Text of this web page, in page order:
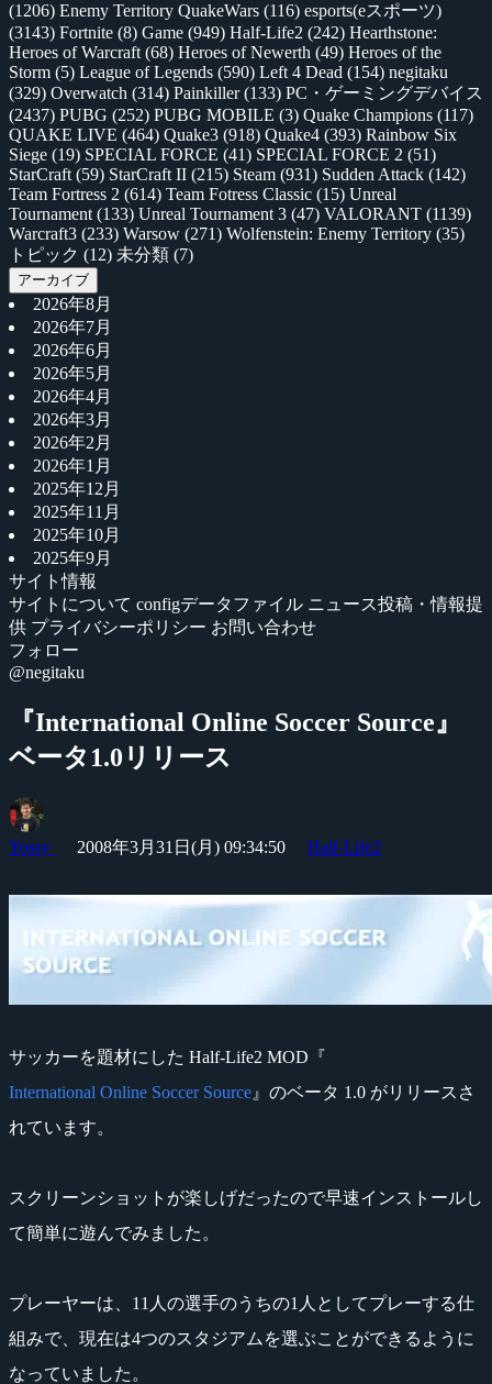
(1206) Enemy Territory QuakeWars (116) esports(eスポーツ)
(3143) Fortnite (8) Game (949) Half-Life2 (242) Hearthstone:
Heroes of Warcraft (68) Heroes of Newerth (49) Heroes of the
Storm (5) League of Legends (590) Left 4 Dead (154) negitaku
(329) Overwatch (314) Painkiller(133) PC・ゲーミングデバイス
(2437) PUBG (252) PUBG MOBILE (3) Quake Champions (117)
QUAKE LIVE (464) Quake3 (918) Quake4 (393) Rainbow Six
Siege (19) SPECIAL FORCE (41) SPECIAL FORCE 2 (51)
StarCraft (59) StarCraft II (215) Steam (931) Sudden Attack (142)
Team Fortress 2 (614) Team Fotress Classic (15) Unreal
Tournament (133) Unreal Tournament 3 (47) VALORANT (1139)
Warcraft3 (233) Warsow (271) Wolfenstein: Enemy Territory (35)
トピック (12) 未分類 (7)
アーカイブ
2026年8月
2026年7月
2026年6月
2026年5月
2026年4月
2026年3月
2026年2月
2026年1月
2025年12月
2025年11月
2025年10月
2025年9月
サイト情報
サイトについて configデータファイル ニュース投稿・情報提
供 プライバシーポリシー お問い合わせ
フォロー
@negitaku
『International Online Soccer Source』
ベータ1.0リリース
Yossy 2008年3月31日(月) 09:34:50 Half-Life2
サッカーを題材にした Half-Life2 MOD『
International Online Soccer Source 』のベータ 1.0 がリリースさ
れています。
スクリーンショットが楽しげだったので早速インストールし
て簡単に遊んでみました。
プレーヤーは、11人の選手のうちの1人としてプレーする仕
組みで、現在は4つのスタジアムを選ぶことができるように
なっていました。